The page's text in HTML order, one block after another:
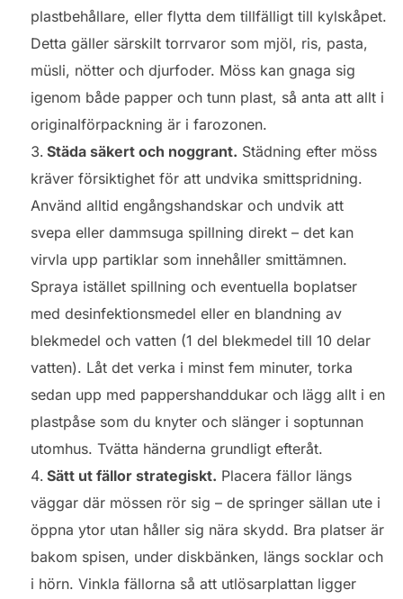
plastbehållare, eller flytta dem tillfälligt till kylskåpet.
Detta gäller särskilt torrvaror som mjöl, ris, pasta,
müsli, nötter och djurfoder. Möss kan gnaga sig
igenom både papper och tunn plast, så anta att allt i
originalförpackning är i farozonen.
Städa säkert och noggrant. Städning efter möss
kräver försiktighet för att undvika smittspridning.
Använd alltid engångshandskar och undvik att
svepa eller dammsuga spillning direkt – det kan
virvla upp partiklar som innehåller smittämnen.
Spraya istället spillning och eventuella boplatser
med desinfektionsmedel eller en blandning av
blekmedel och vatten (1 del blekmedel till 10 delar
vatten). Låt det verka i minst fem minuter, torka
sedan upp med pappershanddukar och lägg allt i en
plastpåse som du knyter och slänger i soptunnan
utomhus. Tvätta händerna grundligt efteråt.
Sätt ut fällor strategiskt. Placera fällor längs
väggar där mössen rör sig – de springer sällan ute i
öppna ytor utan håller sig nära skydd. Bra platser är
bakom spisen, under diskbänken, längs socklar och
i hörn. Vinkla fällorna så att utlösarplattan ligger